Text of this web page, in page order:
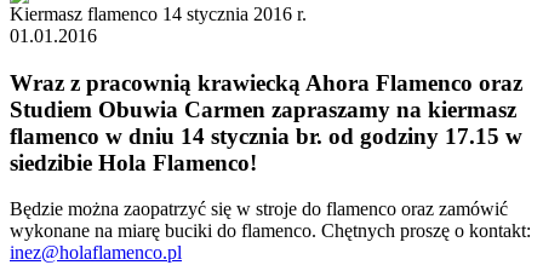
Kiermasz flamenco 14 stycznia 2016 r.
01.01.2016
Wraz z pracownią krawiecką Ahora Flamenco oraz
Studiem Obuwia Carmen zapraszamy na kiermasz
flamenco w dniu 14 stycznia br. od godziny 17.15 w
siedzibie Hola Flamenco!
Będzie można zaopatrzyć się w stroje do flamenco oraz zamówić
wykonane na miarę buciki do flamenco. Chętnych proszę o kontakt:
inez@holaflamenco.pl